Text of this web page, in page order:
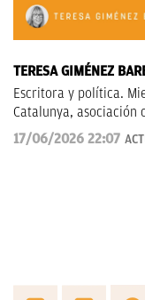
TERESA GIMÉNEZ
Escritora y política.
Catalunya,
Ciudadanos. Ex
nacional e
17/06/2026 22:07